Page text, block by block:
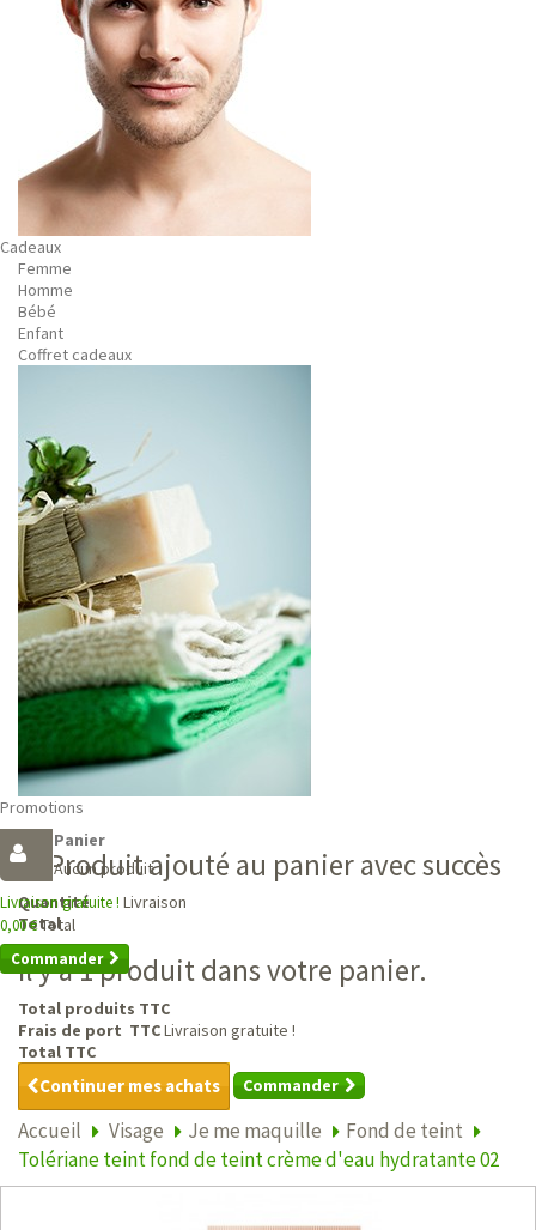
Cadeaux
Femme
Homme
Bébé
Enfant
Coffret cadeaux
Promotions
Panier
Aucun produit
Livraison gratuite ! Livraison
0,00 €Total
Commander
Produit ajouté au panier avec succès
Quantité
Total
Il y a 1 produit dans votre panier.
Total produits TTC
Frais de port TTCLivraison gratuite !
Total TTC
Continuer mes achats Commander
Accueil Visage Je me maquille
Fond de teint
Tolériane teint fond de teint crème d'eau hydratante 02